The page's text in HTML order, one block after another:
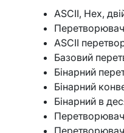
ASCII, Hex,
Перетворювач
ASCII
Базовий
Бінарний
Бінарний
Бінарний в
Перетворювач